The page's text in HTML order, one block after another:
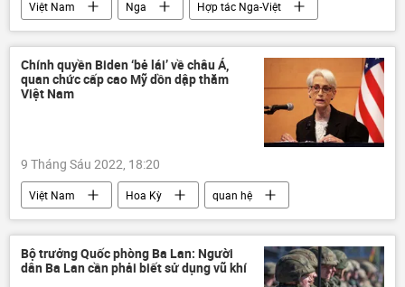
Việt Nam Nga
Hợp tác Nga-Việt
điện ảnh
Văn hóa
cuộc triển lãm
phim
Báo chí thế giới
Chính quyền Biden ‘bẻ lái’ về châu Á,
quan chức cấp cao Mỹ dồn dập thăm
Việt Nam
9 Tháng Sáu 2022, 18:20
Việt Nam Hoa Kỳ
quan hệ
Chính trị
Bộ Ngoại giao Việt Nam
chuyến thăm
Bộ trưởng Quốc phòng Ba Lan: Người
dân Ba Lan cần phải biết sử dụng vũ khí